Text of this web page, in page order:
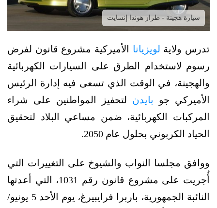
سيارة هجينة - طراز هوندا إنسايت
تدرس ولاية لويزيانا الأميركية مشروع قانون لفرض
رسوم لاستخدام الطرق على السيارات الكهربائية
والهجينة، في الوقت الذي تسعى فيه إدارة الرئيس
الأميركي جو بايدن لتحفيز المواطنين على شراء
المركبات الكهربائية، ضمن مساعي البلاد لتحقيق
الحياد الكربوني بحلول عام 2050.
ووافق مجلسا النواب والشيوخ على التغييرات التي
أُجريت على مشروع قانون رقم 1031، التي أعدتها
النائبة الجمهورية، باربرا فرايبيرغ، يوم الأحد 5 يونيو/